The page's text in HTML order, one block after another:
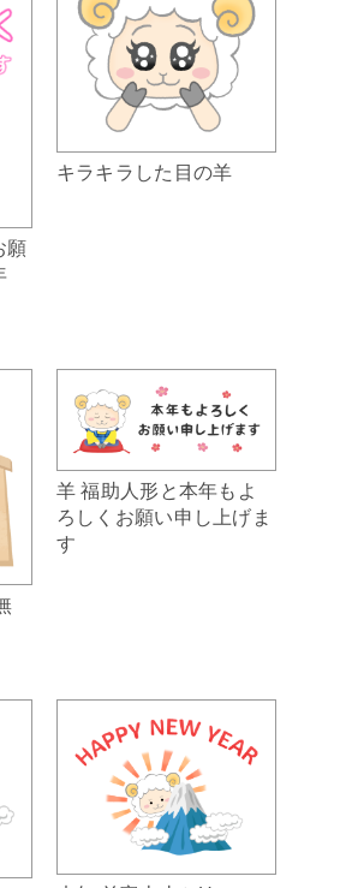
願
キラキラした目の羊
羊 福助人形と本年もよ
ろしくお願い申し上げま
す